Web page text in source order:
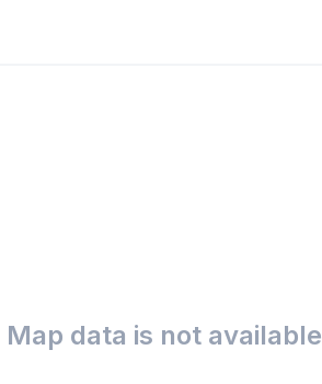
Map data is not available